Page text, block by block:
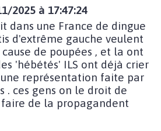
2025 à 17:47:24
dans une France de dingue
d'extrême gauche veulent
de poupées , et la ont
'hébétés' ILS ont déjà crier
représentation faite par
. ces gens on le droit de
de la propagandent